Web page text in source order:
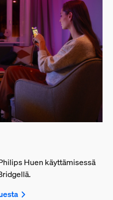
Huen käyttämisessä